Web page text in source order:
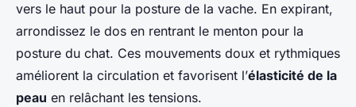
vers le haut pour la posture de la vache. En expirant,
arrondissez le dos en rentrant le menton pour la
posture du chat. Ces mouvements doux et rythmiques
améliorent la circulation et favorisent l’élasticité de la
peau en relâchant les tensions.